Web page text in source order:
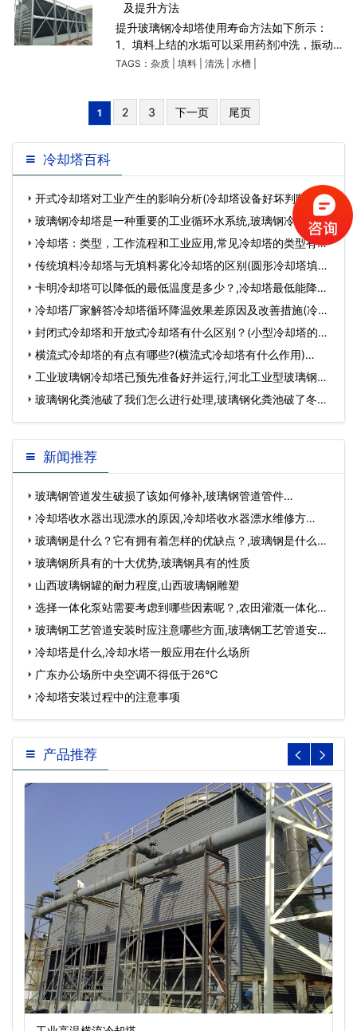
及提升方法
提升玻璃钢冷却塔使用寿命方法如下所示：
1、填料上结的水垢可以采用药剂冲洗，振动的
方法或更换。 2、水槽部将杂质杂物扫出拣走
TAGS： 杂质| 填料| 清洗| 水槽|
1 2 3 下一页 尾页
冷却塔百科
开式冷却塔对工业产生的影响分析(冷却塔设备好坏判断)…
玻璃钢冷却塔是一种重要的工业循环水系统,玻璃钢冷却塔原
理…冷却塔：类型，工作流程和工业应用,常见冷却塔的类型有…
传统填料冷却塔与无填料雾化冷却塔的区别(圆形冷却塔填料)
… 卡明冷却塔可以降低的最低温度是多少？,冷却塔最低能降到
多少度…
冷却塔厂家解答冷却塔循环降温效果差原因及改善措施(冷却
塔降温效果取…
封闭式冷却塔和开放式冷却塔有什么区别？(小型冷却塔的构
造)…
横流式冷却塔的有点有哪些?(横流式冷却塔有什么作用)…
工业玻璃钢冷却塔已预先准备好并运行,河北工业型玻璃钢冷
却塔厂…
玻璃钢化粪池破了我们怎么进行处理,玻璃钢化粪池破了冬天
能修复吗…
新闻推荐
玻璃钢管道发生破损了该如何修补,玻璃钢管道管件…
冷却塔收水器出现漂水的原因,冷却塔收水器漂水维修方
法？…
玻璃钢是什么？它有拥有着怎样的优缺点？,玻璃钢是什么材
质制成的…
玻璃钢所具有的十大优势,玻璃钢具有的性质
山西玻璃钢罐的耐力程度,山西玻璃钢雕塑
选择一体化泵站需要考虑到哪些因素呢？,农田灌溉一体化泵
站…玻璃钢工艺管道安装时应注意哪些方面,玻璃钢工艺管道安
装…冷却塔是什么,冷却水塔一般应用在什么场所
广东办公场所中央空调不得低于26℃
冷却塔安装过程中的注意事项
产品推荐